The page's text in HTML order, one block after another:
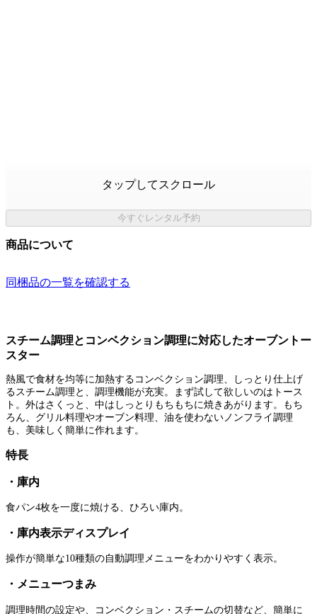
タップしてスクロール
今すぐレンタル予約
商品について
同梱品の一覧を確認する
スチーム調理とコンベクション調理に対応したオーブントー
スター
熱風で食材を均等に加熱するコンベクション調理、しっとり仕上げ
るスチーム調理と、調理機能が充実。まず試して欲しいのはトース
ト。外はさくっと、中はしっとりもちもちに焼きあがります。もち
ろん、グリル料理やオーブン料理、油を使わないノンフライ調理
も、美味しく簡単に作れます。
特長
・庫内
食パン4枚を一度に焼ける、ひろい庫内。
・庫内表示ディスプレイ
操作が簡単な10種類の自動調理メニューをわかりやすく表示。
・メニューつまみ
調理時間の設定や、コンベクション・スチームの切替など、簡単に